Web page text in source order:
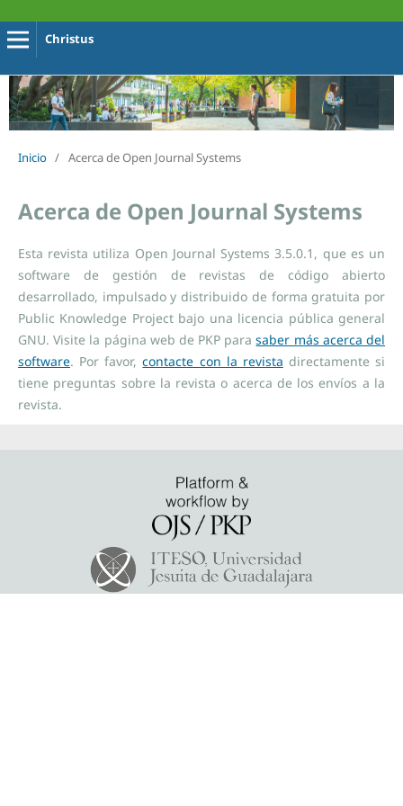
Christus
Inicio / Acerca de Open Journal Systems
Acerca de Open Journal Systems
Esta revista utiliza Open Journal Systems 3.5.0.1, que es un
software de gestión de revistas de código abierto
desarrollado, impulsado y distribuido de forma gratuita por
Public Knowledge Project bajo una licencia pública general
GNU. Visite la página web de PKP parasaber más acerca del
software. Por favor,contacte con la revista directamente si
tiene preguntas sobre la revista o acerca de los envíos a la
revista.